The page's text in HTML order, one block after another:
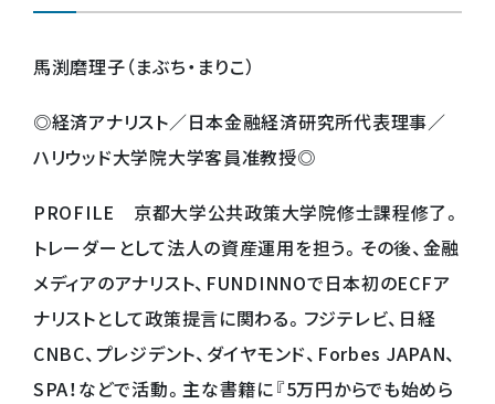
馬渕磨理子（まぶち・まりこ）
◎経済アナリスト／日本金融経済研究所代表理事／
ハリウッド大学院大学客員准教授◎
PROFILE 京都大学公共政策大学院修士課程修了。
トレーダーとして法人の資産運用を担う。その後、金融
メディアのアナリスト、FUNDINNOで日本初のECFア
ナリストとして政策提言に関わる。フジテレビ、日経
CNBC、プレジデント、ダイヤモンド、Forbes JAPAN、
SPA！などで活動。主な書籍に『5万円からでも始めら